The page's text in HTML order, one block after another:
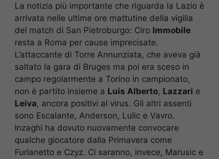
La notizia più importante che riguarda la Lazio è
arrivata nelle ultime ore mattutine della vigilia
del match di San Pietroburgo: Ciro Immobile
resta a Roma per cause imprecisate.
L’attaccante di Torre Annunziata, che aveva già
saltato la gara di Bruges ma poi era sceso in
campo regolarmente a Torino in campionato,
non è partito insieme a Luis Alberto, Lazzari e
Leiva, ancora positivi al virus. Gli altri assenti
sono Escalante, Anderson, Lulic e Vavro.
Inzaghi ha dovuto nuovamente convocare
qualche giocatore dalla Primavera come
Furlanetto e Czyz. Ci saranno, invece, Marusic e